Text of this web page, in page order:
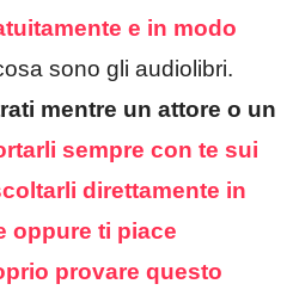
e in modo
sono gli audiolibri.
mentre un attore o un
sempre con te sui
direttamente in
oppure ti piace
provare questo